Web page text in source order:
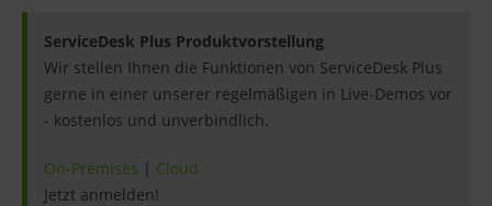
ServiceDesk Plus Produktvorstellung
Wir stellen Ihnen die Funktionen von ServiceDesk Plus
gerne in einer unserer regelmäßigen in Live-Demos vor
- kostenlos und unverbindlich.
On-Premises | Cloud
Jetzt anmelden!